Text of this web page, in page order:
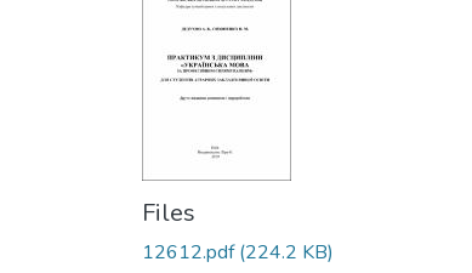
Files
12612.pdf(224.2 KB)